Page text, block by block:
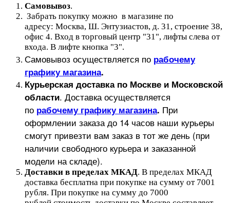
Самовывоз.
Забрать покупку можно в магазине по
адресу: Москва, Ш. Энтузиастов, д. 31, строение 38,
офис 4. Вход в торговый центр "31", лифты слева от
входа. В лифте кнопка "3".
Самовывоз осуществляется по рабочему
графику магазина.
Курьерская доставка по Москве и Московской
области. Доставка осуществляется
по рабочему графику магазина. При
оформлении заказа до 14 часов наши курьеры
смогут привезти вам заказ в тот же день (при
наличии свободного курьера и заказанной
модели на складе).
Доставки в пределах МКАД. В пределах МКАД
доставка бесплатна при покупке на сумму от 7001
рубля. При покупке на сумму до 7000